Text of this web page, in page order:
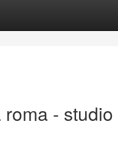
- studio